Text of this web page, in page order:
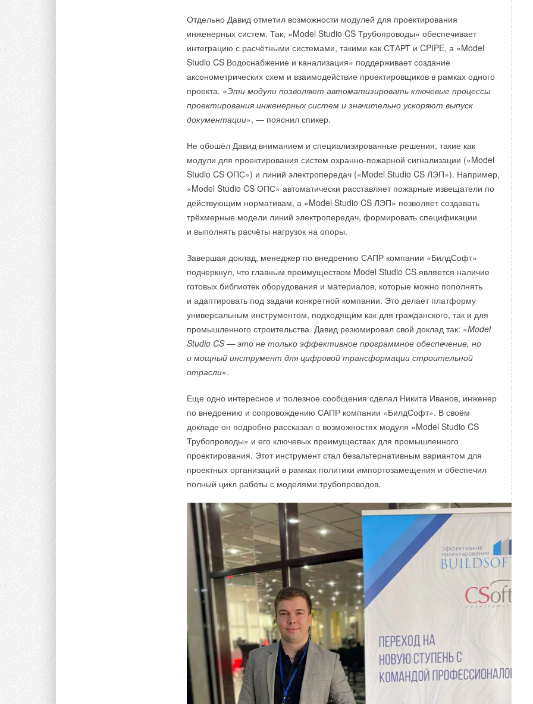
Отдельно Давид отметил возможности модулей для проектирования
инженерных систем. Так, «Model Studio CS Трубопроводы» обеспечивает
интеграцию с расчётными системами, такими как СТАРТ и CPIPE, а «Model
Studio CS Водоснабжение и канализация» поддерживает создание
аксонометрических схем и взаимодействие проектировщиков в рамках одного
проекта. «Эти модули позволяют автоматизировать ключевые процессы
проектирования инженерных систем и значительно ускоряют выпуск
документации», — пояснил спикер.
Не обошёл Давид вниманием и специализированные решения, такие как
модули для проектирования систем охранно-пожарной сигнализации («Model
Studio CS ОПС») и линий электропередач («Model Studio CS ЛЭП»). Например,
«Model Studio CS ОПС» автоматически расставляет пожарные извещатели по
действующим нормативам, а «Model Studio CS ЛЭП» позволяет создавать
трёхмерные модели линий электропередач, формировать спецификации
и выполнять расчёты нагрузок на опоры.
Завершая доклад, менеджер по внедрению САПР компании «БилдСофт»
подчеркнул, что главным преимуществом Model Studio CS является наличие
готовых библиотек оборудования и материалов, которые можно пополнять
и адаптировать под задачи конкретной компании. Это делает платформу
универсальным инструментом, подходящим как для гражданского, так и для
промышленного строительства. Давид резюмировал свой доклад так: «Model
Studio CS — это не только эффективное программное обеспечение, но
и мощный инструмент для цифровой трансформации строительной
отрасли».
Еще одно интересное и полезное сообщения сделал Никита Иванов, инженер
по внедрению и сопровождению САПР компании «БилдСофт». В своём
докладе он подробно рассказал о возможностях модуля «Model Studio CS
Трубопроводы» и его ключевых преимуществах для промышленного
проектирования. Этот инструмент стал безальтернативным вариантом для
проектных организаций в рамках политики импортозамещения и обеспечил
полный цикл работы с моделями трубопроводов.